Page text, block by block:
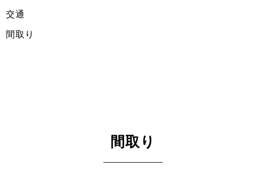
交通
間取り
間取り